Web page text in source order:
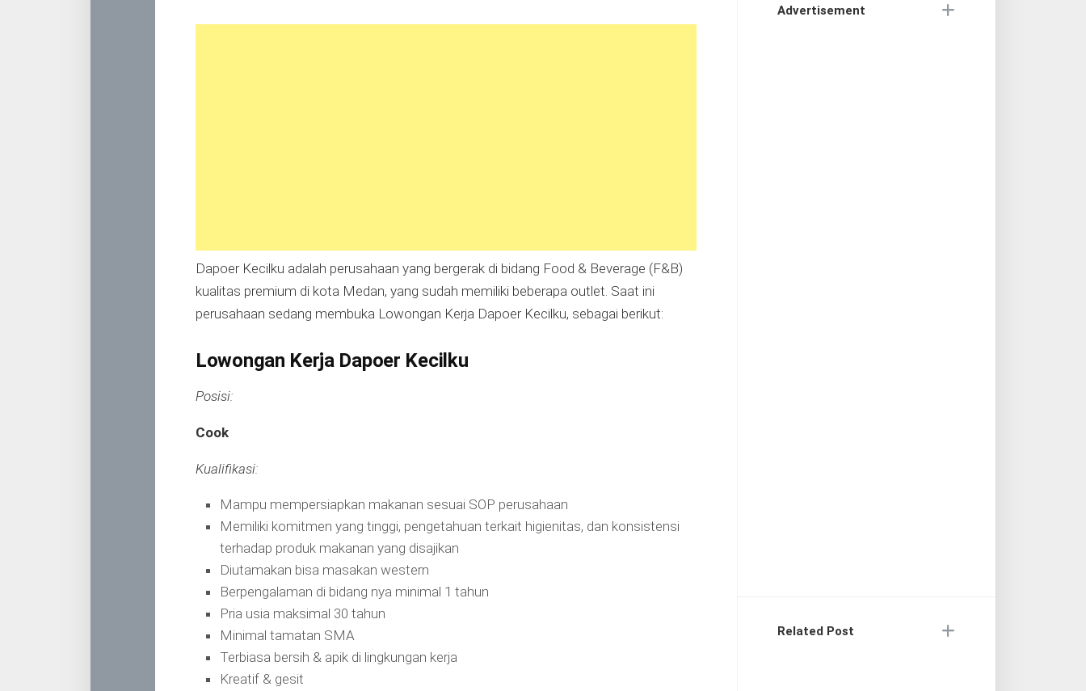
Dapoer Kecilku adalah perusahaan yang bergerak di bidang Food & Beverage (F&B)
kualitas premium di kota Medan, yang sudah memiliki beberapa outlet. Saat ini
perusahaan sedang membuka Lowongan Kerja Dapoer Kecilku, sebagai berikut:
Lowongan Kerja Dapoer Kecilku
Posisi:
Cook
Kualifikasi:
Mampu mempersiapkan makanan sesuai SOP perusahaan
Memiliki komitmen yang tinggi, pengetahuan terkait higienitas, dan konsistensi
terhadap produk makanan yang disajikan
Diutamakan bisa masakan western
Berpengalaman di bidang nya minimal 1 tahun
Pria usia maksimal 30 tahun
Minimal tamatan SMA
Terbiasa bersih & apik di lingkungan kerja
Kreatif & gesit
Advertisement
Related Post